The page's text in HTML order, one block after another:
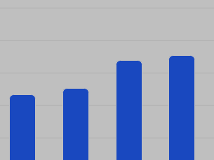
bars.
X axis displaying categories.
Y axis displaying Cena v Kč. Data ranges